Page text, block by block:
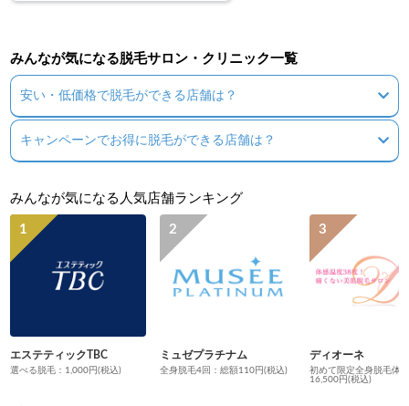
みんなが気になる脱毛サロン・クリニック一覧
安い・低価格で脱毛ができる店舗は？
キャンペーンでお得に脱毛ができる店舗は？
みんなが気になる人気店舗ランキング
エステティックTBC
選べる脱毛：1,000円(税込)
ミュゼプラチナム
全身脱毛4回：総額110円(税込)
ディオーネ
初めて限定全身脱毛体
16,500円(税込)